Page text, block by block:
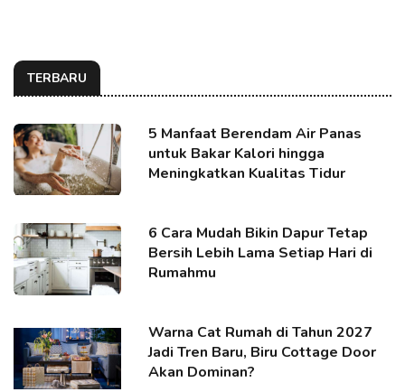
TERBARU
5 Manfaat Berendam Air Panas
untuk Bakar Kalori hingga
Meningkatkan Kualitas Tidur
6 Cara Mudah Bikin Dapur Tetap
Bersih Lebih Lama Setiap Hari di
Rumahmu
Warna Cat Rumah di Tahun 2027
Jadi Tren Baru, Biru Cottage Door
Akan Dominan?